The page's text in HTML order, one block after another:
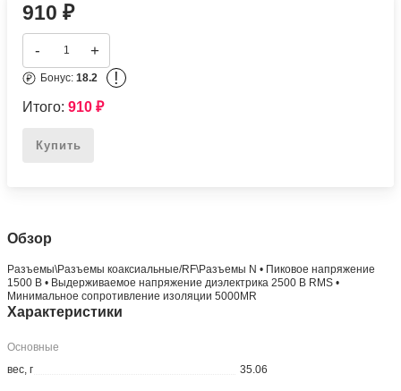
910₽
- +
Бонус:18.2 !
Итого:910₽
Купить
Обзор
Разъeмы\Разъeмы коаксиальные/RF\Разъeмы N • Пиковое напряжение
1500 В • Выдерживаемое напряжение диэлектрика 2500 В RMS •
Минимальное сопротивление изоляции 5000MR
Характеристики
Основные
вес, г
35.06